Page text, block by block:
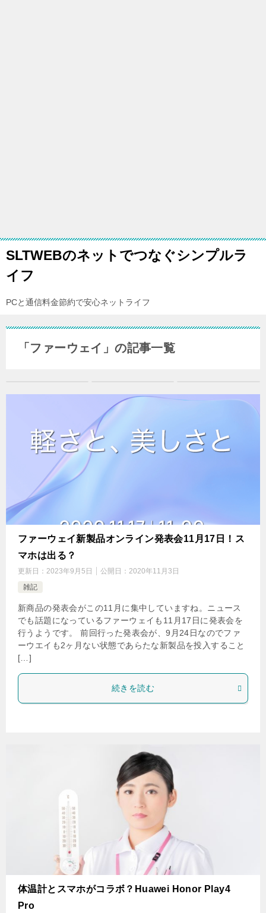
SLTWEBのネットでつなぐシンプルラ
イフ
PCと通信料金節約で安心ネットライフ
「ファーウェイ」の記事一覧
ファーウェイ新製品オンライン発表会11月17日！ス
マホは出る？
更新日： 2023年9月5日 公開日： 2020年11月3日
雑記
新商品の発表会がこの11月に集中していますね。ニュース
でも話題になっているファーウェイも11月17日に発表会を
行うようです。 前回行った発表会が、9月24日なのでファ
ーウエイも2ヶ月ない状態であらたな新製品を投入すること
[…]
続きを読む
体温計とスマホがコラボ？Huawei Honor Play4
Pro